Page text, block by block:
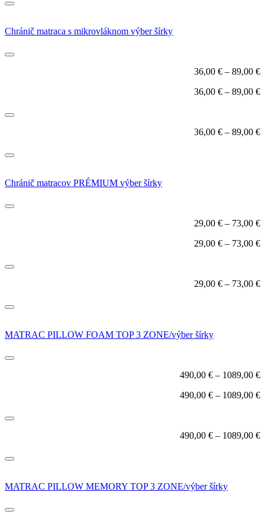
Chránič matraca s mikrovláknom výber šírky
36,00 € – 89,00 €
36,00 € – 89,00 €
36,00 € – 89,00 €
Chránič matracov PRÉMIUM výber šírky
29,00 € – 73,00 €
29,00 € – 73,00 €
29,00 € – 73,00 €
MATRAC PILLOW FOAM TOP 3 ZONE/výber šírky
490,00 € – 1089,00 €
490,00 € – 1089,00 €
490,00 € – 1089,00 €
MATRAC PILLOW MEMORY TOP 3 ZONE/výber šírky